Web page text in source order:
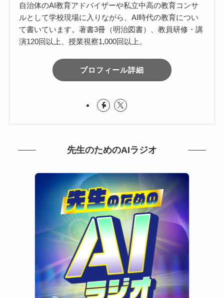
自治体のAI教育アドバイザーや私立中高の教育コンサ
ルとして学校現場に入りながら、AI時代の教育につい
て書いています。著書3冊（明治図書）、教員研修・講
演120回以上、授業視察1,000回以上。
プロフィール詳細
先生のためのAIラジオ